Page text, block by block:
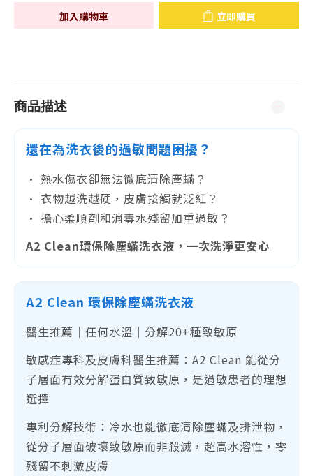
加入購物車 立即購買
商品描述
還在為洗衣後的過敏問題困擾？
• 熱水傷衣卻無法徹底清除塵蟎？
• 衣物越洗越硬，皮膚接觸就泛紅？
• 擔心柔順劑和消毒水殘留加重過敏？
A2 Clean環保除塵蟎洗衣液，一次洗淨更安心
A2 Clean 環保除塵蟎洗衣液
醫生推薦｜任何水溫｜分解20+種致敏原
敏感症專科及皮膚科醫生推薦：A2 Clean 能從分
子層面有效分解蛋白質致敏原，是過敏患者的理想
選擇
專利分解技術：冷水也能徹底清除塵蟎及排泄物，
從分子層面破壞致敏原而非殺滅，超高水溶性，零
殘留不刺激皮膚